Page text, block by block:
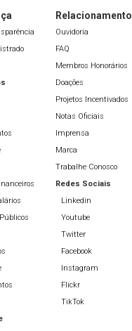
Relacionamento
Ouvidoria
FAQ
Membros Honorários
Doações
Projetos Incentivados
Notas Oficiais
Imprensa
Marca
Trabalhe Conosco
Redes Sociais
Linkedin
Youtube
Twitter
Facebook
Instagram
Flickr
TikTok